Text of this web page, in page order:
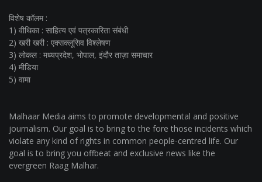
विशेष कॉलम :
1) वीथिका : साहित्य एवं पत्रकारिता संबंधी
2) खरी खरी : एक्सक्लूसिव विश्लेषण
3) लोकल : मध्यप्रदेश, भोपाल, इंदौर ताज़ा समाचार
4) मीडिया
5) वामा
Malhaar Media aims to promote developmental and positive
journalism. Our goal is to bring to the fore those incidents which
violate any kind of rights in common people-centred life. Our
goal is to bring you offbeat and exclusive news like the
evergreen Raag Malhar.